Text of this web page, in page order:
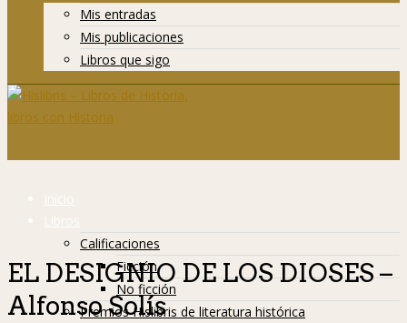
Mis entradas
Mis publicaciones
Libros que sigo
Inicio
Libros
Calificaciones
Ficción
No ficción
Premios Hislibris de literatura histórica
EL DESIGNIO DE LOS DIOSES –
Alfonso Solís